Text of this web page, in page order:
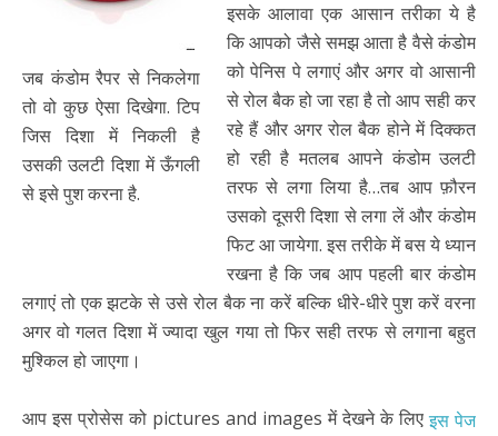
जब कंडोम रैपर से निकलेगा
तो वो कुछ ऐसा दिखेगा. टिप
जिस दिशा में निकली है
उसकी उलटी दिशा में ऊँगली
से इसे पुश करना है.
इसके आलावा एक आसान तरीका ये है
कि आपको जैसे समझ आता है वैसे कंडोम
को पेनिस पे लगाएं और अगर वो आसानी
से रोल बैक हो जा रहा है तो आप सही कर
रहे हैं और अगर रोल बैक होने में दिक्कत
हो रही है मतलब आपने कंडोम उलटी
तरफ से लगा लिया है…तब आप फ़ौरन
उसको दूसरी दिशा से लगा लें और कंडोम
फिट आ जायेगा. इस तरीके में बस ये ध्यान
रखना है कि जब आप पहली बार कंडोम
लगाएं तो एक झटके से उसे रोल बैक ना करें बल्कि धीरे-धीरे पुश करें वरना
अगर वो गलत दिशा में ज्यादा खुल गया तो फिर सही तरफ से लगाना बहुत
मुश्किल हो जाएगा।
आप इस प्रोसेस को pictures and images में देखने के लिएइस पेज